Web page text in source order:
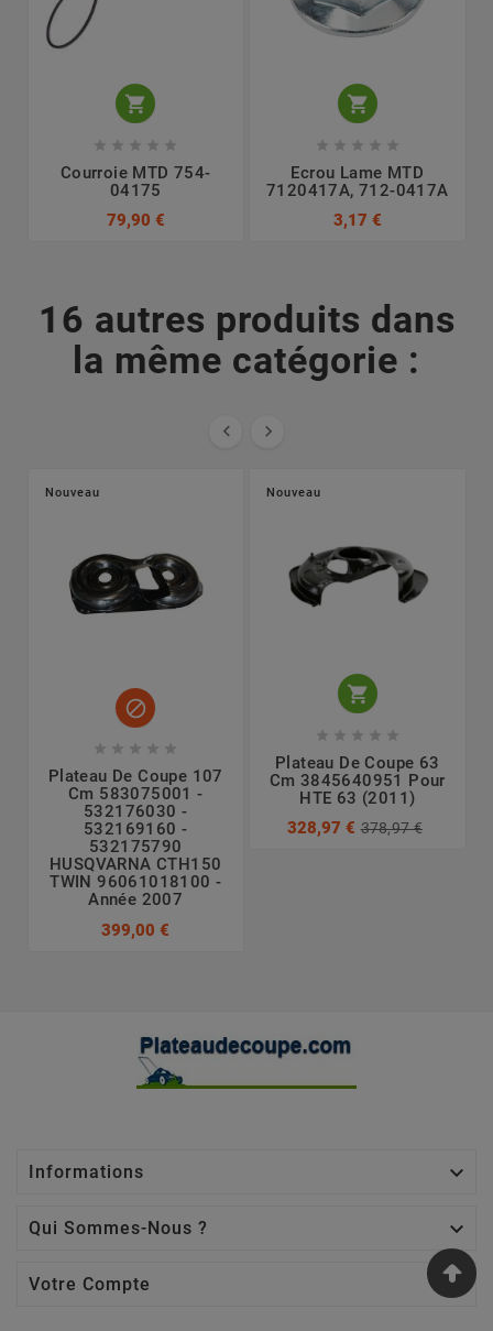

    
Courroie MTD 754-
04175
79,90 €

    
Ecrou Lame MTD
7120417A, 712-0417A
3,17 €
16 autres produits dans
la même catégorie :
 
Nouveau

    
Plateau De Coupe 107
Cm 583075001 -
532176030 -
532169160 -
532175790
HUSQVARNA CTH150
TWIN 96061018100 -
Année 2007
399,00 €
Nouveau

    
Plateau De Coupe 63
Cm 3845640951 Pour
HTE 63 (2011)
328,97 € 378,97 €
Informations 
Qui Sommes-Nous ? 
Votre Compte 